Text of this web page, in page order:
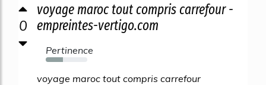
0
voyage maroc tout compris carrefour -
empreintes-vertigo.com
Pertinence
42%
voyage maroc tout compris carrefour